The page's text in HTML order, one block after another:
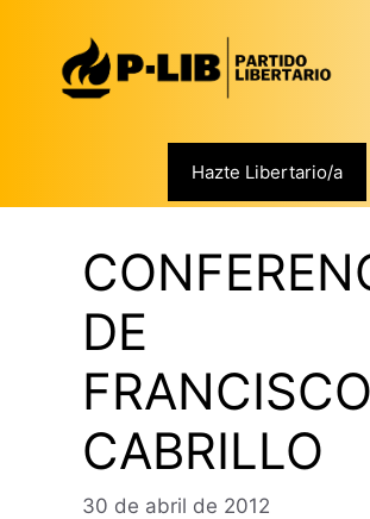
contenido
Hazte Libertario/a
DE
FRANCISCO
CABRILLO
30 de abril de 2012